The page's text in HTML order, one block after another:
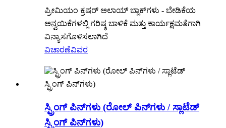
ಪ್ರೀಮಿಯಂ ಕ್ರಷರ್ ಅಲಾಯ್ ಬ್ಲಾಕ್‌ಗಳು - ಬೇಡಿಕೆಯ
ಅನ್ವಯಿಕೆಗಳಲ್ಲಿ ಗರಿಷ್ಠ ಬಾಳಿಕೆ ಮತ್ತು ಕಾರ್ಯಕ್ಷಮತೆಗಾಗಿ
ವಿನ್ಯಾಸಗೊಳಿಸಲಾಗಿದೆ​
ವಿಚಾರಣೆವಿವರ
ಸ್ಪ್ರಿಂಗ್ ಪಿನ್‌ಗಳು (ರೋಲ್ ಪಿನ್‌ಗಳು / ಸ್ಲಾಟೆಡ್
ಸ್ಪ್ರಿಂಗ್ ಪಿನ್‌ಗಳು)​